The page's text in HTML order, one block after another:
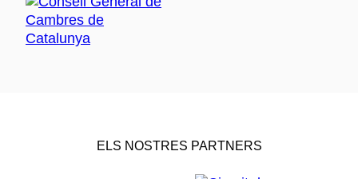
ELS NOSTRES PARTNERS